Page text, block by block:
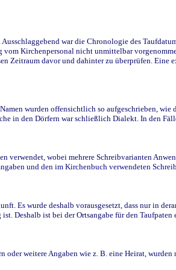
war die Chronologie des
vom Kirchenpersonal nicht unmittelbar
Zeitraum davor und dahinter zu überprüfen.
wurden offensichtlich so aufgeschrieben,
in den Dörfern war schließlich Dialekt. In den
verwendet, wobei mehrere Schreibvarianten
und den im Kirchenbuch verwendeten
Es wurde deshalb vorausgesetzt, dass nur in
Deshalb ist bei der Ortsangabe für den
weitere Angaben wie z. B. eine Heirat, wurden